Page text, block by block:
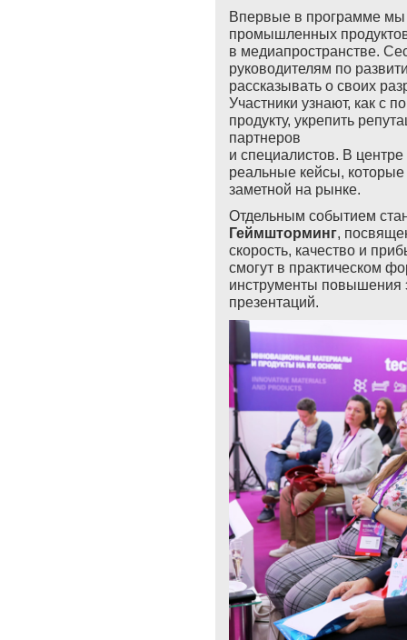
Впервые в программе
промышленных
в медиапространстве.
руководителям по
рассказывать о своих
Участники узнают, как с
продукту, укрепить
партнеров
и специалистов. В
реальные кейсы,
заметной на рынке.
Отдельным событием
Геймшторминг,
скорость, качество и
смогут в практическом
инструменты повышения
презентаций.